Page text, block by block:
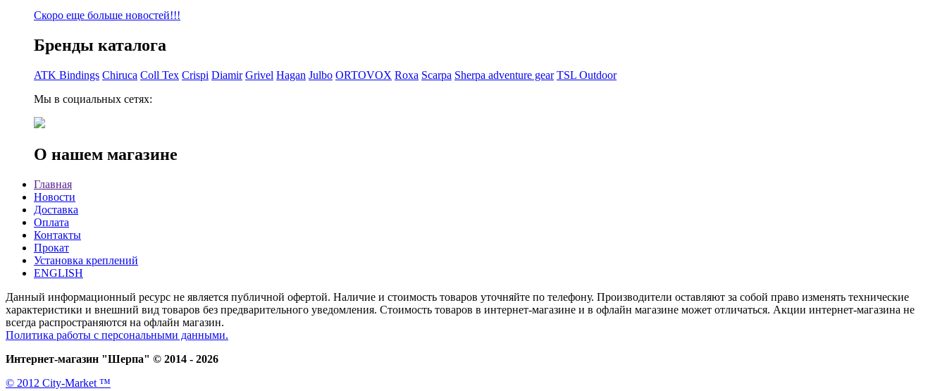
Скоро еще больше новостей!!!
Бренды каталога
ATK Bindings Chiruca Coll Tex Crispi Diamir Grivel Hagan Julbo ORTOVOX Roxa Scarpa Sherpa adventure gear TSL Outdoor
Мы в социальных сетях:
О нашем магазине
Главная
Новости
Доставка
Оплата
Контакты
Прокат
Установка креплений
ENGLISH
Данный информационный ресурс не является публичной офертой. Наличие и стоимость товаров уточняйте по телефону. Производители оставляют за собой право изменять технические
характеристики и внешний вид товаров без предварительного уведомления. Стоимость товаров в интернет-магазине и в офлайн магазине может отличаться. Акции интернет-магазина не
всегда распространяются на офлайн магазин.
Политика работы с персональными данными.
Интернет-магазин "Шерпа" © 2014 - 2026
© 2012 City-Market ™